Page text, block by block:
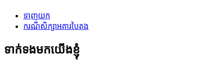
ទាញយក
ករណីសិក្សាអគារបៃតង
ទាក់ទងមកយើងខ្ញុំ